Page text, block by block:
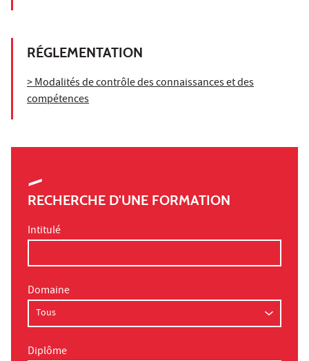
RÉGLEMENTATION
> Modalités de contrôle des connaissances et des
compétences
RECHERCHE D'UNE FORMATION
Intitulé
Domaine
Diplôme